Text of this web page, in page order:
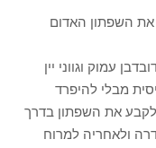
השפתון האדום
עמוק וגווני יין
מבלי להיפרד
לקבע את השפתון בדרך
ולאחריה למרוח